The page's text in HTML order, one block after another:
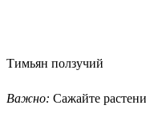
Тимьян ползучий
Важно: Сажайте